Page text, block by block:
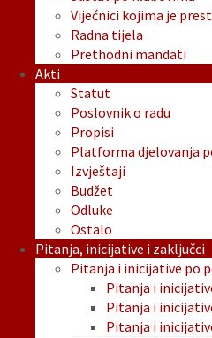
Vijećnici kojima je
Radna tijela
Prethodni mandati
Akti
Statut
Poslovnik o radu
Propisi
Platforma djelovanja
Izvještaji
Budžet
Odluke
Ostalo
Pitanja, inicijative i zaključci
Pitanja i inicijative po
Pitanja i
Pitanja i
Pitanja i